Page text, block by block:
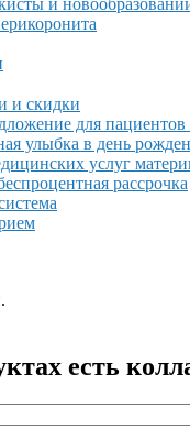
и
и скидки
для пациентов
улыбка в день
услуг
рассрочка
есть